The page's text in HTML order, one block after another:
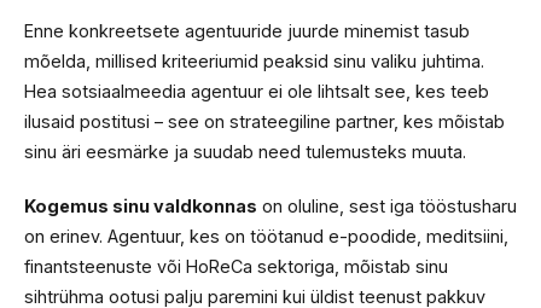
Enne konkreetsete agentuuride juurde minemist tasub
mõelda, millised kriteeriumid peaksid sinu valiku juhtima.
Hea sotsiaalmeedia agentuur ei ole lihtsalt see, kes teeb
ilusaid postitusi – see on strateegiline partner, kes mõistab
sinu äri eesmärke ja suudab need tulemusteks muuta.
Kogemus sinu valdkonnas on oluline, sest iga tööstusharu
on erinev. Agentuur, kes on töötanud e-poodide, meditsiini,
finantsteenuste või HoReCa sektoriga, mõistab sinu
sihtrühma ootusi palju paremini kui üldist teenust pakkuv